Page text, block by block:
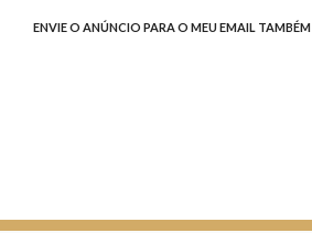
ENVIE O ANÚNCIO PARA O MEU EMAIL TAMBÉM